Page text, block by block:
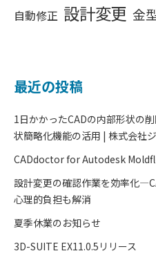
自動修正 設計変更 金
最近の投稿
1日かかったCADの内部形状の
状簡略化機能の活用 | 株式会社
CADdoctor for Autodesk
設計変更の確認作業を効率化
心理的負担も解消
夏季休業のお知らせ
3D-SUITE EX11.0.5リリース